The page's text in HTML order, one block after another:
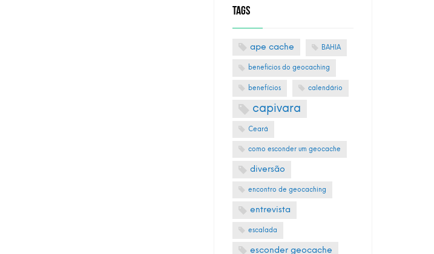
TAGS
ape cache BAHIA
beneficios do geocaching
benefícios calendário
capivara
Ceará
como esconder um geocache
diversão
encontro de geocaching
entrevista
escalada
esconder geocache